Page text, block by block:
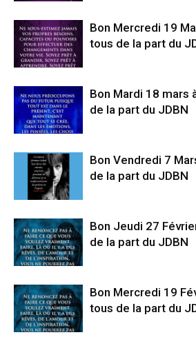
Bon Mercredi 19
tous de la part du
Bon Mardi 18 mars
de la part du JDBN
Bon Vendredi 7
de la part du JDBN
Bon Jeudi 27
de la part du JDBN
Bon Mercredi 19
tous de la part du